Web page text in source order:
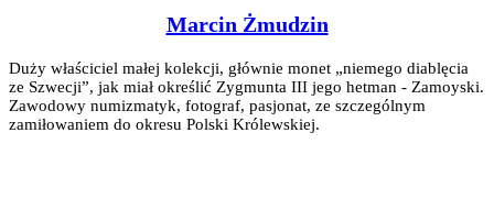
Marcin Żmudzin
Duży właściciel małej kolekcji, głównie monet „niemego diablęcia
ze Szwecji”, jak miał określić Zygmunta III jego hetman - Zamoyski.
Zawodowy numizmatyk, fotograf, pasjonat, ze szczególnym
zamiłowaniem do okresu Polski Królewskiej.